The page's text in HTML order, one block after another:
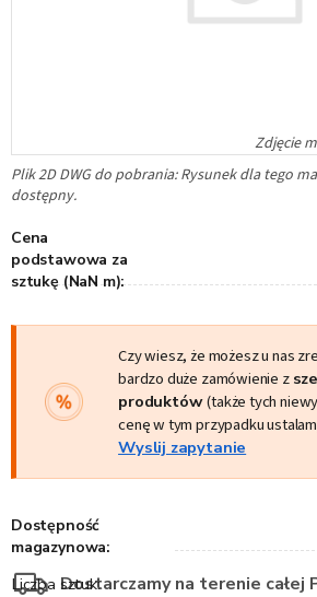
Plik 2D DWG do pobrania: Rysunek dla tego
dostępny.
Cena
podstawowa za
sztukę (NaN m):
Czy wiesz, że możesz u nas
bardzo duże zamówienie z
produktów(także tych
cenę w tym przypadku
Wyslij zapytanie
Dostępność
magazynowa:
Dostarczamy na terenie całej